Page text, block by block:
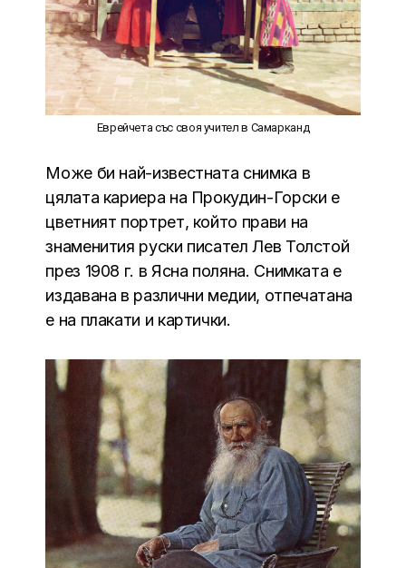
Еврейчета със своя учител в Самарканд
Може би най-известната снимка в
цялата кариера на Прокудин-Горски е
цветният портрет, който прави на
знаменития руски писател Лев Толстой
през 1908 г. в Ясна поляна. Снимката е
издавана в различни медии, отпечатана
е на плакати и картички.